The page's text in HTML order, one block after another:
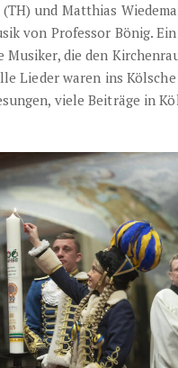
und Matthias
von Professor Bönig.
Musiker, die den
Lieder waren ins
viele Beiträge in